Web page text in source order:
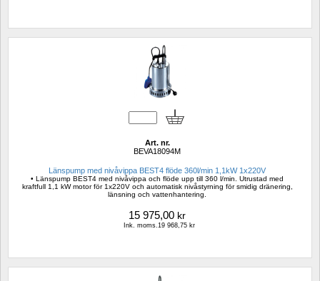
Art. nr.
BEVA18094M
Länspump med nivåvippa BEST4 flöde 360l/min 1,1kW 1x220V
• Länspump BEST4 med nivåvippa och flöde upp till 360 l/min. Utrustad med
kraftfull 1,1 kW motor för 1x220V och automatisk nivåstyrning för smidig dränering,
länsning och vattenhantering.
15 975,00 kr
Ink. moms.19 968,75 kr